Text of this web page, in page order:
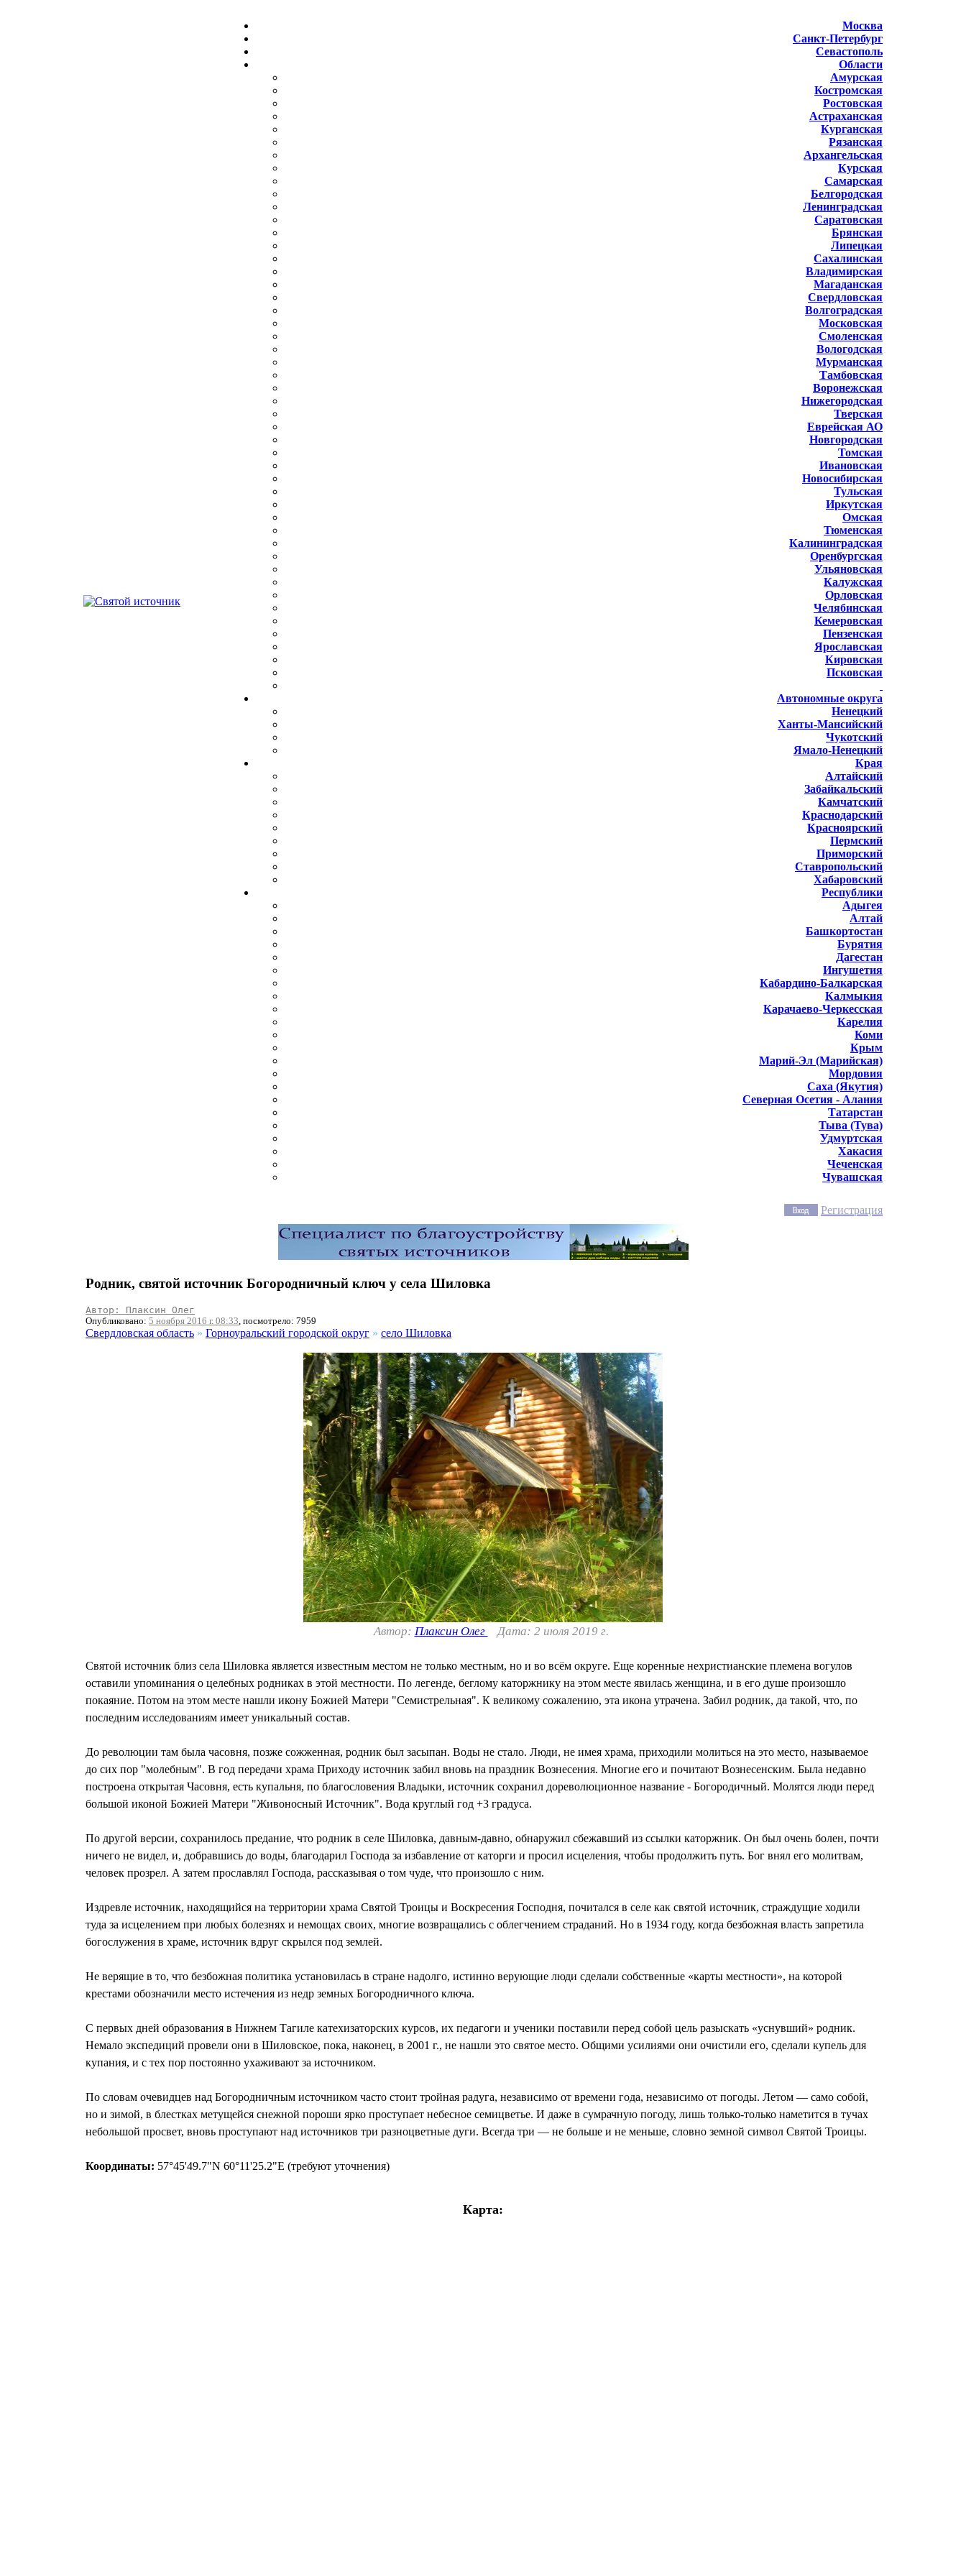
Москва
Санкт-Петербург
Севастополь
Области
Амурская
Костромская
Ростовская
Астраханская
Курганская
Рязанская
Архангельская
Курская
Самарская
Белгородская
Ленинградская
Саратовская
Брянская
Липецкая
Сахалинская
Владимирская
Магаданская
Свердловская
Волгоградская
Московская
Смоленская
Вологодская
Мурманская
Тамбовская
Воронежская
Нижегородская
Тверская
Еврейская АО
Новгородская
Томская
Ивановская
Новосибирская
Тульская
Иркутская
Омская
Тюменская
Калининградская
Оренбургская
Ульяновская
Калужская
Орловская
Челябинская
Кемеровская
Пензенская
Ярославская
Кировская
Псковская
Автономные округа
Ненецкий
Ханты-Мансийский
Чукотский
Ямало-Ненецкий
Края
Алтайский
Забайкальский
Камчатский
Краснодарский
Красноярский
Пермский
Приморский
Ставропольский
Хабаровский
Республики
Адыгея
Алтай
Башкортостан
Бурятия
Дагестан
Ингушетия
Кабардино-Балкарская
Калмыкия
Карачаево-Черкесская
Карелия
Коми
Крым
Марий-Эл (Марийская)
Мордовия
Саха (Якутия)
Северная Осетия - Алания
Татарстан
Тыва (Тува)
Удмуртская
Хакасия
Чеченская
Чувашская
Регистрация
Родник, святой источник Богородничный ключ у села Шиловка
Автор: Плаксин Олег
Опубликовано: 5 ноября 2016 г. 08:33, посмотрело: 7959
Свердловская область » Горноуральский городской округ » село Шиловка
Автор: Плаксин Олег Дата: 2 июля 2019 г.
Святой источник близ села Шиловка является известным местом не только местным, но и во всём округе. Еще коренные нехристианские племена вогулов
оставили упоминания о целебных родниках в этой местности. По легенде, беглому каторжнику на этом месте явилась женщина, и в его душе произошло
покаяние. Потом на этом месте нашли икону Божией Матери "Семистрельная". К великому сожалению, эта икона утрачена. Забил родник, да такой, что, по
последним исследованиям имеет уникальный состав.
До революции там была часовня, позже сожженная, родник был засыпан. Воды не стало. Люди, не имея храма, приходили молиться на это место, называемое
до сих пор "молебным". В год передачи храма Приходу источник забил вновь на праздник Вознесения. Многие его и почитают Вознесенским. Была недавно
построена открытая Часовня, есть купальня, по благословения Владыки, источник сохранил дореволюционное название - Богородичный. Молятся люди перед
большой иконой Божией Матери "Живоносный Источник". Вода круглый год +3 градуса.
По другой версии, сохранилось предание, что родник в селе Шиловка, давным-давно, обнаружил сбежавший из ссылки каторжник. Он был очень болен, почти
ничего не видел, и, добравшись до воды, благодарил Господа за избавление от каторги и просил исцеления, чтобы продолжить путь. Бог внял его молитвам,
человек прозрел. А затем прославлял Господа, рассказывая о том чуде, что произошло с ним.
Издревле источник, находящийся на территории храма Святой Троицы и Воскресения Господня, почитался в селе как святой источник, страждущие ходили
туда за исцелением при любых болезнях и немощах своих, многие возвращались с облегчением страданий. Но в 1934 году, когда безбожная власть запретила
богослужения в храме, источник вдруг скрылся под землей.
Не верящие в то, что безбожная политика установилась в стране надолго, истинно верующие люди сделали собственные «карты местности», на которой
крестами обозначили место истечения из недр земных Богородничного ключа.
С первых дней образования в Нижнем Тагиле катехизаторских курсов, их педагоги и ученики поставили перед собой цель разыскать «уснувший» родник.
Немало экспедиций провели они в Шиловское, пока, наконец, в 2001 г., не нашли это святое место. Общими усилиями они очистили его, сделали купель для
купания, и с тех пор постоянно ухаживают за источником.
По словам очевидцев над Богородничным источником часто стоит тройная радуга, независимо от времени года, независимо от погоды. Летом — само собой,
но и зимой, в блестках метущейся снежной пороши ярко проступает небесное семицветье. И даже в сумрачную погоду, лишь только-только наметится в тучах
небольшой просвет, вновь проступают над источников три разноцветные дуги. Всегда три — не больше и не меньше, словно земной символ Святой Троицы.
Координаты: 57°45'49.7"N 60°11'25.2"E (требуют уточнения)
Карта: